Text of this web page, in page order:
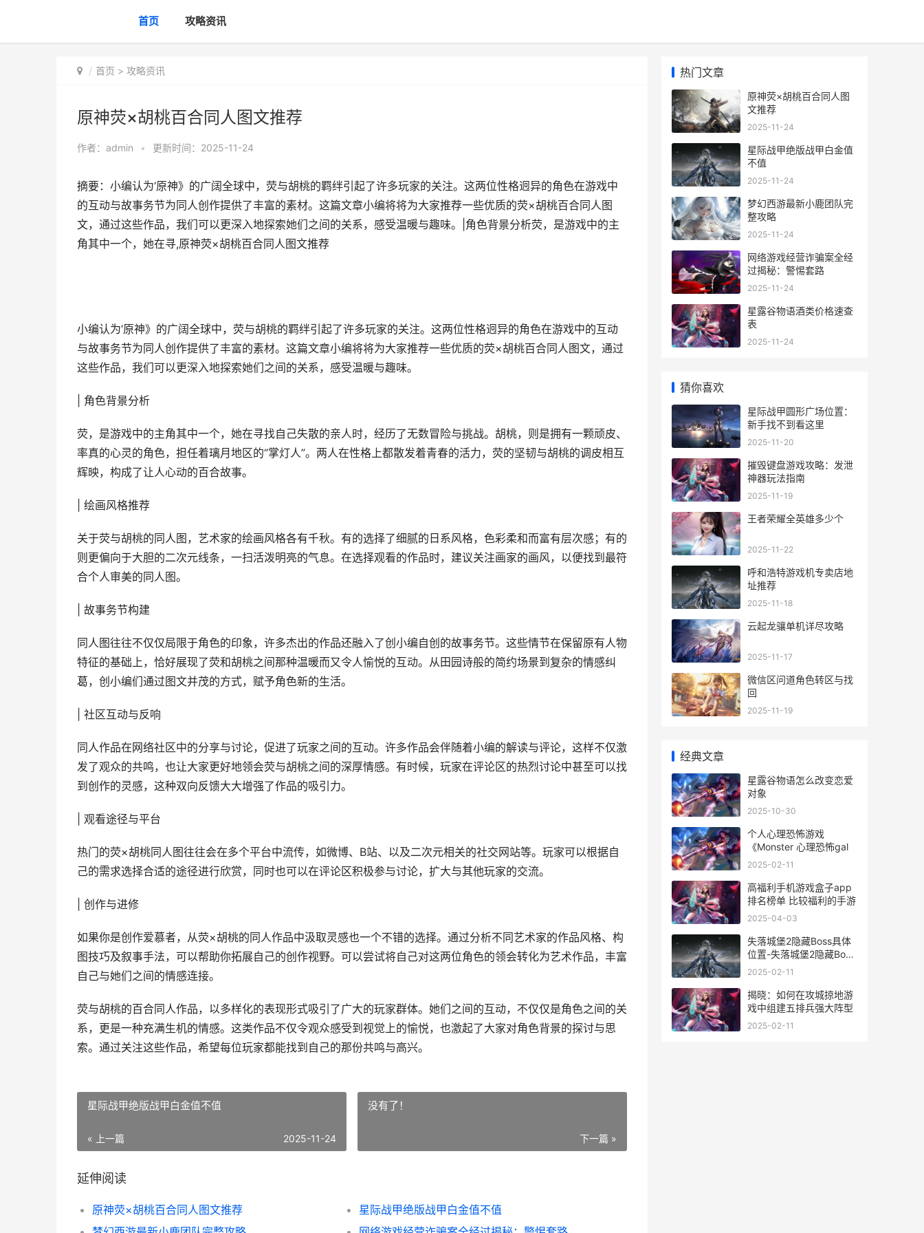
首页 攻略资讯
首页 > 攻略资讯
原神荧×胡桃百合同人图文推荐
作者： admin • 更新时间：2025-11-24
摘要：小编认为‘原神》的广阔全球中，荧与胡桃的羁绊引起了许多玩家的关注。这两位性格迥异的角色在游戏中
的互动与故事务节为同人创作提供了丰富的素材。这篇文章小编将将为大家推荐一些优质的荧×胡桃百合同人图
文，通过这些作品，我们可以更深入地探索她们之间的关系，感受温暖与趣味。|角色背景分析荧，是游戏中的主
角其中一个，她在寻,原神荧×胡桃百合同人图文推荐
小编认为‘原神》的广阔全球中，荧与胡桃的羁绊引起了许多玩家的关注。这两位性格迥异的角色在游戏中的互动
与故事务节为同人创作提供了丰富的素材。这篇文章小编将将为大家推荐一些优质的荧×胡桃百合同人图文，通过
这些作品，我们可以更深入地探索她们之间的关系，感受温暖与趣味。
| 角色背景分析
荧，是游戏中的主角其中一个，她在寻找自己失散的亲人时，经历了无数冒险与挑战。胡桃，则是拥有一颗顽皮、
率真的心灵的角色，担任着璃月地区的“掌灯人”。两人在性格上都散发着青春的活力，荧的坚韧与胡桃的调皮相互
辉映，构成了让人心动的百合故事。
| 绘画风格推荐
关于荧与胡桃的同人图，艺术家的绘画风格各有千秋。有的选择了细腻的日系风格，色彩柔和而富有层次感；有的
则更偏向于大胆的二次元线条，一扫活泼明亮的气息。在选择观看的作品时，建议关注画家的画风，以便找到最符
合个人审美的同人图。
| 故事务节构建
同人图往往不仅仅局限于角色的印象，许多杰出的作品还融入了创小编自创的故事务节。这些情节在保留原有人物
特征的基础上，恰好展现了荧和胡桃之间那种温暖而又令人愉悦的互动。从田园诗般的简约场景到复杂的情感纠
葛，创小编们通过图文并茂的方式，赋予角色新的生活。
| 社区互动与反响
同人作品在网络社区中的分享与讨论，促进了玩家之间的互动。许多作品会伴随着小编的解读与评论，这样不仅激
发了观众的共鸣，也让大家更好地领会荧与胡桃之间的深厚情感。有时候，玩家在评论区的热烈讨论中甚至可以找
到创作的灵感，这种双向反馈大大增强了作品的吸引力。
| 观看途径与平台
热门的荧×胡桃同人图往往会在多个平台中流传，如微博、B站、以及二次元相关的社交网站等。玩家可以根据自
己的需求选择合适的途径进行欣赏，同时也可以在评论区积极参与讨论，扩大与其他玩家的交流。
| 创作与进修
如果你是创作爱慕者，从荧×胡桃的同人作品中汲取灵感也一个不错的选择。通过分析不同艺术家的作品风格、构
图技巧及叙事手法，可以帮助你拓展自己的创作视野。可以尝试将自己对这两位角色的领会转化为艺术作品，丰富
自己与她们之间的情感连接。
荧与胡桃的百合同人作品，以多样化的表现形式吸引了广大的玩家群体。她们之间的互动，不仅仅是角色之间的关
系，更是一种充满生机的情感。这类作品不仅令观众感受到视觉上的愉悦，也激起了大家对角色背景的探讨与思
索。通过关注这些作品，希望每位玩家都能找到自己的那份共鸣与高兴。
星际战甲绝版战甲白金值不值
« 上一篇 2025-11-24
没有了！
下一篇 »
延伸阅读
原神荧×胡桃百合同人图文推荐
星际战甲绝版战甲白金值不值
热门文章
原神荧×胡桃百合同人图
文推荐
2025-11-24
星际战甲绝版战甲白金值
不值
2025-11-24
梦幻西游最新小鹿团队完
整攻略
2025-11-24
网络游戏经营诈骗案全经
过揭秘：警惕套路
2025-11-24
星露谷物语酒类价格速查
表
2025-11-24
猜你喜欢
星际战甲圆形广场位置：
新手找不到看这里
2025-11-20
摧毁键盘游戏攻略：发泄
神器玩法指南
2025-11-19
王者荣耀全英雄多少个
2025-11-22
呼和浩特游戏机专卖店地
址推荐
2025-11-18
云起龙骧单机详尽攻略
2025-11-17
微信区问道角色转区与找
回
2025-11-19
经典文章
星露谷物语怎么改变恋爱
对象
2025-10-30
个人心理恐怖游戏
《Monster 心理恐怖gal
2025-02-11
高福利手机游戏盒子app
排名榜单 比较福利的手游
2025-04-03
失落城堡2隐藏Boss具体
位置-失落城堡2隐藏Boss
位置在哪 失落城堡2隐藏
2025-02-11
揭晓：如何在攻城掠地游
戏中组建五排兵强大阵型
2025-02-11